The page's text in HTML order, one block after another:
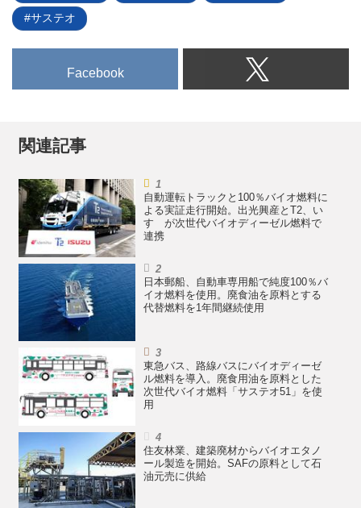
サステオ
Facebook
関連記事
自動運転トラックと100％バイオ燃料に
よる実証走行開始。出光興産とT2、い
すゞが次世代バイオディーゼル燃料で
連携
日本郵船、自動車専用船で純度100％バ
イオ燃料を使用。廃食油を原料とする
代替燃料を1年間継続使用
東急バス、路線バスにバイオディーゼ
ル燃料を導入。廃食用油を原料とした
次世代バイオ燃料「サステオ51」を使
用
住友林業、建築廃材からバイオエタノ
ール製造を開始。SAFの原料として石
油元売に供給